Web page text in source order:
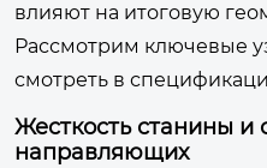
влияют на итоговую
Рассмотрим ключевые
смотреть в
Жесткость станины и
направляющих